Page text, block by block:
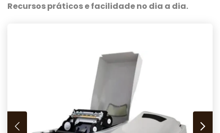
Recursos práticos e facilidade no dia a dia.